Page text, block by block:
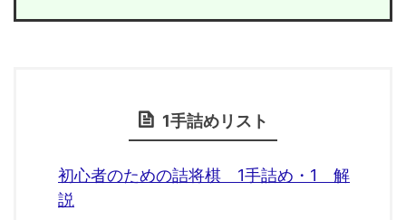
1手詰めリスト
初心者のための詰将棋 1手詰め・1 解
説